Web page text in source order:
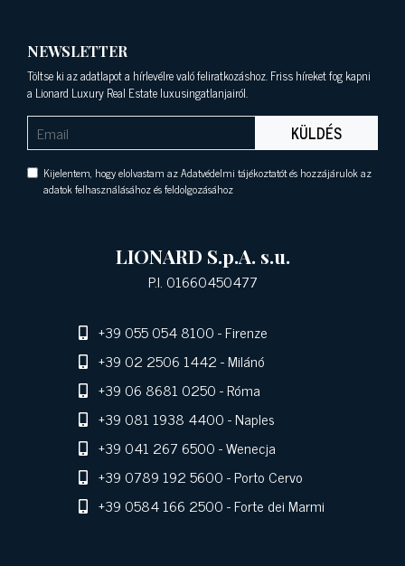
NEWSLETTER
Töltse ki az adatlapot a hírlevélre való feliratkozáshoz. Friss híreket fog kapni
a Lionard Luxury Real Estate luxusingatlanjairól.
KÜLDÉS
Kijelentem, hogy elolvastam az Adatvédelmi tájékoztatót és hozzájárulok az
adatok felhasználásához és feldolgozásához
LIONARD S.p.A. s.u.
P.I. 01660450477
+39 055 054 8100- Firenze
+39 02 2506 1442- Milánó
+39 06 8681 0250- Róma
+39 081 1938 4400- Naples
+39 041 267 6500- Wenecja
+39 0789 192 5600- Porto Cervo
+39 0584 166 2500- Forte dei Marmi